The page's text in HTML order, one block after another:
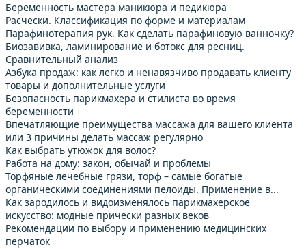
Беременность мастера маникюра и педикюра
Расчески. Классификация по форме и материалам
Парафинотерапия рук. Как сделать парафиновую ванночку?
Биозавивка, ламинирование и ботокс для ресниц.
Сравнительный анализ
Азбука продаж: как легко и ненавязчиво продавать клиенту
товары и дополнительные услуги
Безопасность парикмахера и стилиста во время
беременности
Впечатляющие преимущества массажа для вашего клиента
или 3 причины делать массаж регулярно
Как выбрать утюжок для волос?
Работа на дому: закон, обычай и проблемы
Торфяные лечебные грязи, торф – самые богатые
органическими соединениями пелоиды. Применение в...
Как зародилось и видоизменялось парикмахерское
искусство: модные прически разных веков
Рекомендации по выбору и применению медицинских
перчаток